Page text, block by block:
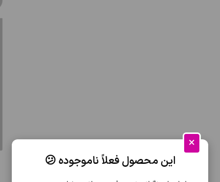
×
این محصول فعلاً ناموجوده 😕